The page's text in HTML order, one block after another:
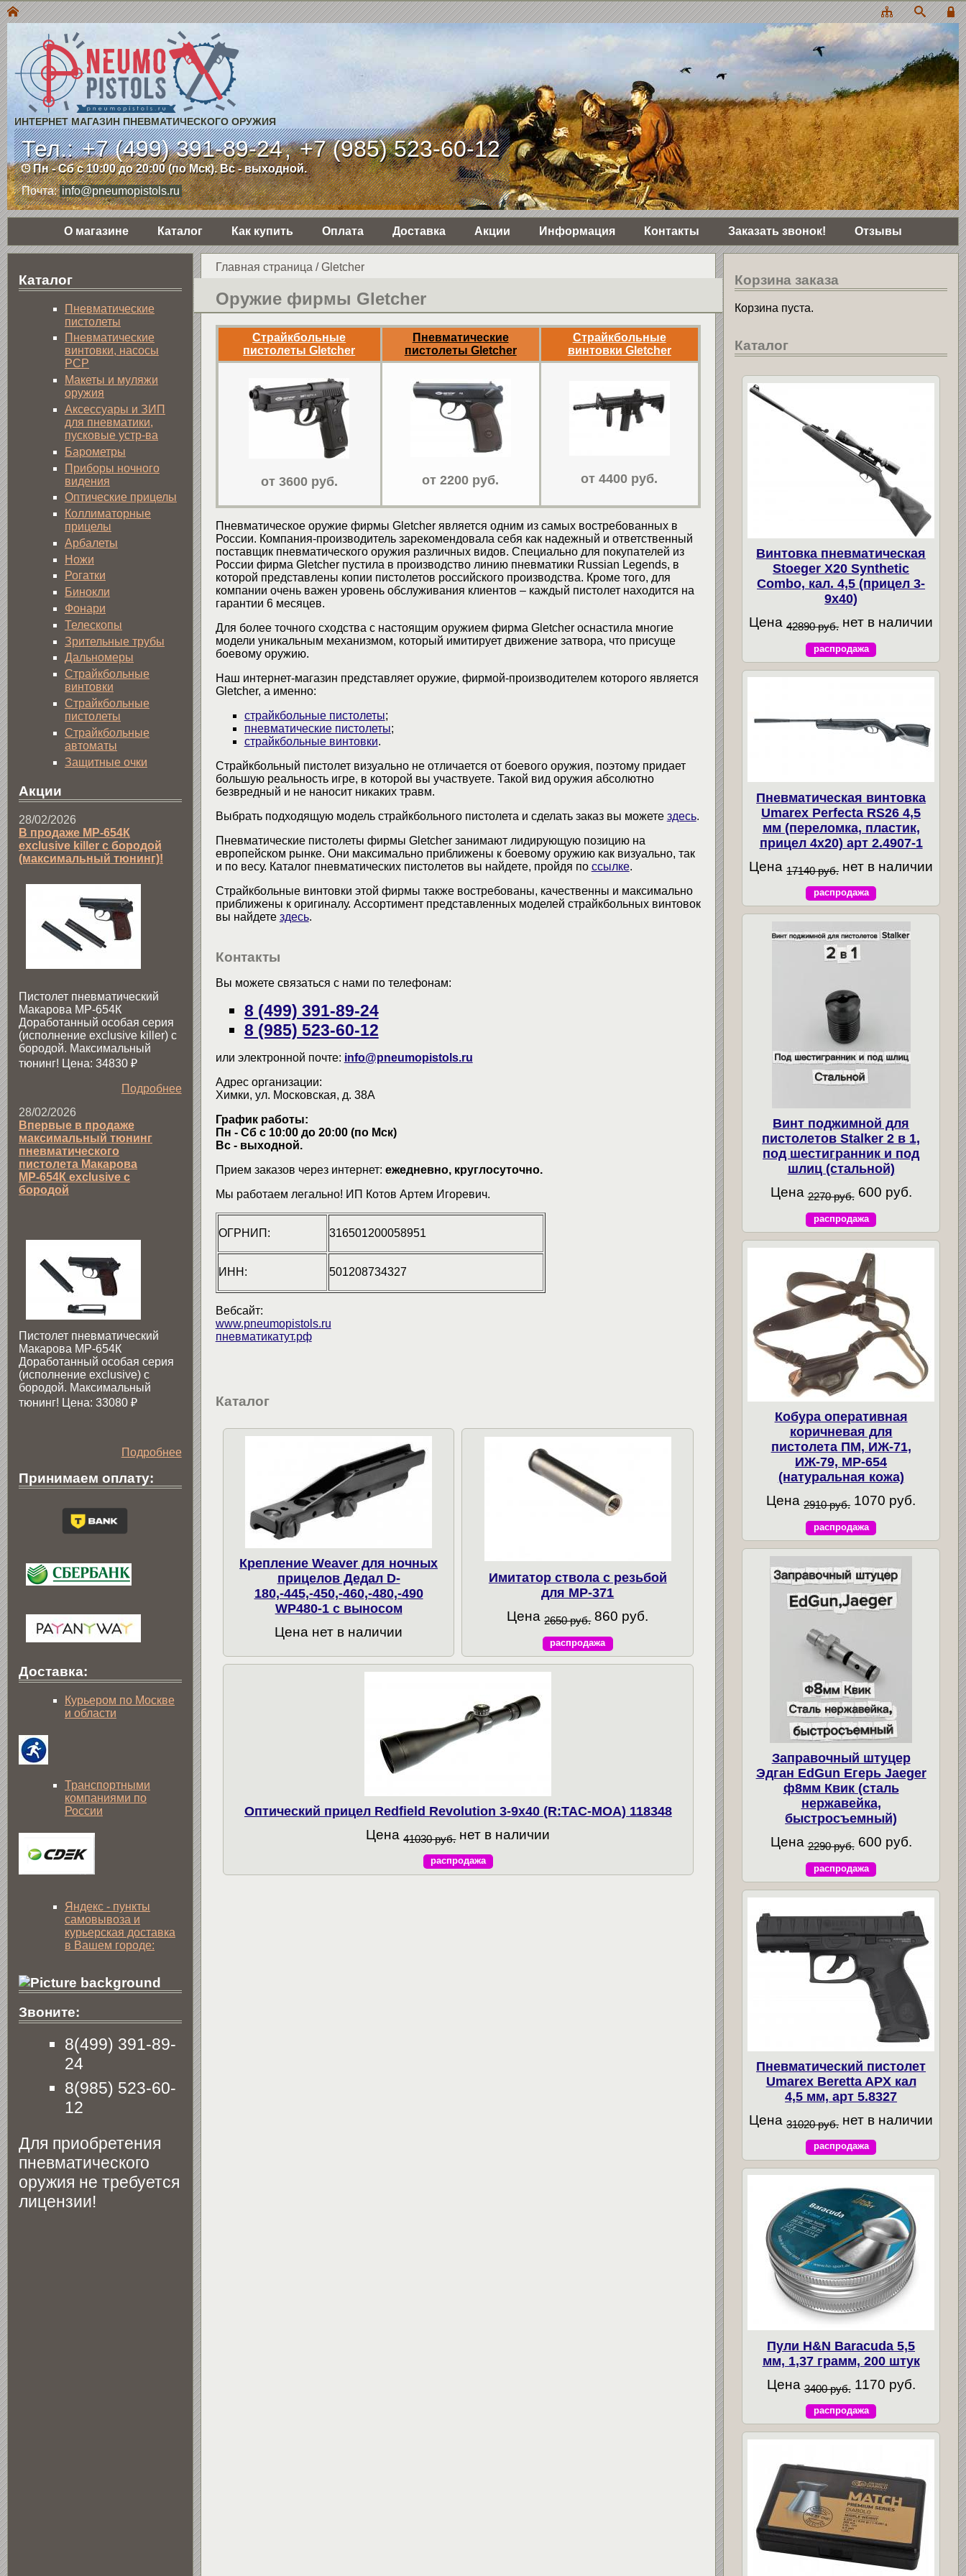
ИНТЕРНЕТ МАГАЗИН ПНЕВМАТИЧЕСКОГО ОРУЖИЯ
Тел.:+7 (499) 391-89-24,+7 (985) 523-60-12
Пн - Сб с 10:00 до 20:00 (по Мск). Вс - выходной.
Почта: info@pneumopistols.ru
О магазине Каталог Как купить Оплата Доставка Акции Информация Контакты Заказать звонок! Отзывы
Главная страница /Gletcher
Оружие фирмы Gletcher
Страйкбольные
пистолеты Gletcher
Пневматические
пистолеты Gletcher
Страйкбольные
винтовки Gletcher
от 3600 руб. от 2200 руб. от 4400 руб.
Пневматическое оружие фирмы Gletcher является одним из самых востребованных в
России. Компания-производитель зарекомендовала себя как надежный и ответственный
поставщик пневматического оружия различных видов. Специально для покупателей из
России фирма Gletcher пустила в производство линию пневматики Russian Legends, в
которой представлены копии пистолетов российского производства. Кроме того, для
компании очень важен уровень обслуживания клиентов – каждый пистолет находится на
гарантии 6 месяцев.
Для более точного сходства с настоящим оружием фирма Gletcher оснастила многие
модели уникальным механизмом, который имитирует движение затвора, что присуще
боевому оружию.
Наш интернет-магазин представляет оружие, фирмой-производителем которого является
Gletcher, а именно:
страйкбольные пистолеты;
пневматические пистолеты;
страйкбольные винтовки.
Страйкбольный пистолет визуально не отличается от боевого оружия, поэтому придает
большую реальность игре, в которой вы участвуете. Такой вид оружия абсолютно
безвредный и не наносит никаких травм.
Выбрать подходящую модель страйкбольного пистолета и сделать заказ вы можете здесь.
Пневматические пистолеты фирмы Gletcher занимают лидирующую позицию на
европейском рынке. Они максимально приближены к боевому оружию как визуально, так
и по весу. Каталог пневматических пистолетов вы найдете, пройдя по ссылке.
Страйкбольные винтовки этой фирмы также востребованы, качественны и максимально
приближены к оригиналу. Ассортимент представленных моделей страйкбольных винтовок
вы найдете здесь.
Контакты
Вы можете связаться с нами по телефонам:
8 (499) 391-89-24
8 (985) 523-60-12
или электронной почте: info@pneumopistols.ru
Адрес организации:
Химки, ул. Московская, д. 38А
График работы:
Пн - Сб с 10:00 до 20:00 (по Мск)
Вс - выходной.
Прием заказов через интернет: ежедневно, круглосуточно.
Мы работаем легально! ИП Котов Артем Игоревич.
ОГРНИП: 316501200058951
ИНН: 501208734327
Вебсайт:
www.pneumopistols.ru
пневматикатут.рф
Каталог
Крепление Weaver для ночных
прицелов Дедал D-
180,-445,-450,-460,-480,-490
WP480-1 c выносом
Цена нет в наличии
Имитатор ствола с резьбой
для МР-371
Цена 2650 руб. 860 руб.
распродажа
Оптический прицел Redfield Revolution 3-9x40 (R:TAC-MOA) 118348
Цена 41030 руб. нет в наличии
распродажа
Каталог
Пнев­ма­ти­чес­кие
пистолеты
Пневматические
винтовки, насосы
PCP
Макеты и муляжи
оружия
Аксессуары и ЗИП
для пневматики,
пусковые устр-ва
Барометры
Приборы ночного
видения
Оптические прицелы
Коллиматорные
прицелы
Арбалеты
Ножи
Рогатки
Бинокли
Фонари
Телескопы
Зрительные трубы
Дальномеры
Страйкбольные
винтовки
Страйкбольные
пистолеты
Страйкбольные
автоматы
Защитные очки
Акции
28/02/2026
В продаже МР-654К
exclusive killer с бородой
(максимальный тюнинг)!
Пистолет пневматический
Макарова МР-654К
Доработанный особая серия
(исполнение exclusive killer) с
бородой. Максимальный
тюнинг! Цена: 34830 ₽
Подробнее
28/02/2026
Впервые в продаже
максимальный тюнинг
пневматического
пистолета Макарова
МР-654К exclusive с
бородой
Пистолет пневматический
Макарова МР-654К
Доработанный особая серия
(исполнение exclusive) c
бородой. Максимальный
тюнинг! Цена: 33080 ₽
Подробнее
Принимаем оплату:
Доставка:
Курьером по Москве
и области
Транспортными
компаниями по
России
Яндекс - пункты
самовывоза и
курьерская доставка
в Вашем городе:
Звоните:
8(499) 391-89-
24
8(985) 523-60-
12
Для приобретения
пневматического
оружия не требуется
лицензии!
Корзина заказа
Корзина пуста.
Каталог
Винтовка пневматическая
Stoeger X20 Synthetic
Combo, кал. 4,5 (прицел 3-
9х40)
Цена 42890 руб. нет в наличии
распродажа
Пневматическая винтовка
Umarex Perfecta RS26 4,5
мм (переломка, пластик,
прицел 4x20) арт 2.4907-1
Цена 17140 руб. нет в наличии
распродажа
Винт поджимной для
пистолетов Stalker 2 в 1,
под шестигранник и под
шлиц (стальной)
Цена 2270 руб. 600 руб.
распродажа
Кобура оперативная
коричневая для
пистолета ПМ, ИЖ-71,
ИЖ-79, МР-654
(натуральная кожа)
Цена 2910 руб. 1070 руб.
распродажа
Заправочный штуцер
Эдган EdGun Егерь Jaeger
ф8мм Квик (сталь
нержавейка,
быстросъемный)
Цена 2290 руб. 600 руб.
распродажа
Пневматический пистолет
Umarex Beretta APX кал
4,5 мм, арт 5.8327
Цена31020 руб. нет в наличии
распродажа
Пули H&N Baracuda 5,5
мм, 1,37 грамм, 200 штук
Цена 3400 руб. 1170 руб.
распродажа